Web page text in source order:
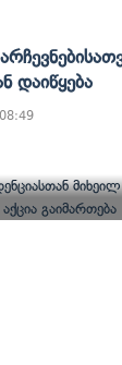
Დაიწყება